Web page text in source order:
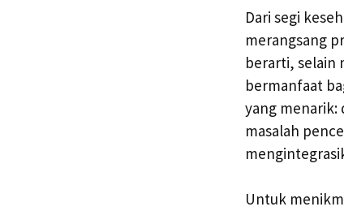
Dari segi
merangsang
berarti, selain
bermanfaat
yang menarik:
masalah
Untuk